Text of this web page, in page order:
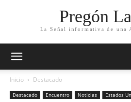
Pregón
La Señal informativa de una
Inicio Destacado
Destacado Encuentro Noticias Estados